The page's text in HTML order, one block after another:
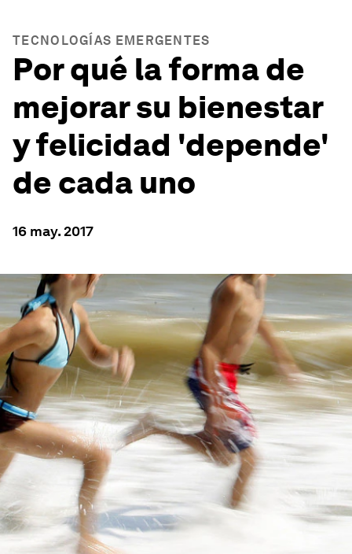
TECNOLOGÍAS EMERGENTES
Por qué la forma de
mejorar su bienestar
y felicidad 'depende'
de cada uno
16 may. 2017